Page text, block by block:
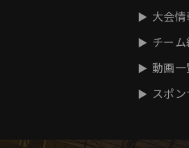
大会情
チー
動画一
スポ